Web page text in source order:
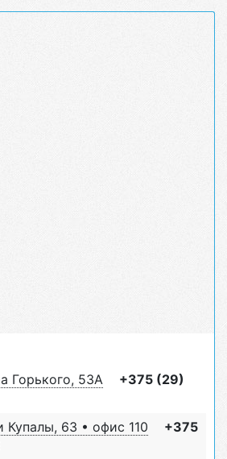
Горького, 53А
+375 (29)
Купалы, 63 • офис 110
+375